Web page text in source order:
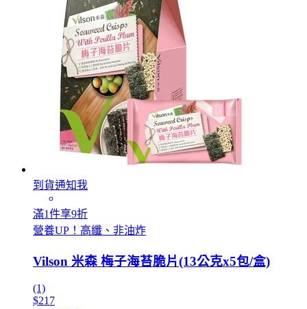
到貨通知我
滿1件享9折
營養UP！高纖、非油炸
Vilson 米森 梅子海苔脆片(13公克x5包/盒)
(1)
$217